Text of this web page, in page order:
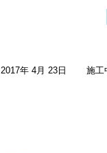
2017年 4月 23日 施工